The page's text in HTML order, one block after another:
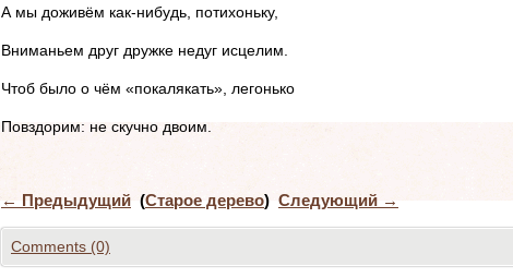
А мы доживём как-нибудь, потихоньку,
Вниманьем друг дружке недуг исцелим.
Чтоб было о чём «покалякать», легонько
Повздорим: не скучно двоим.
← Предыдущий (Старое дерево) Следующий →
Comments (0)